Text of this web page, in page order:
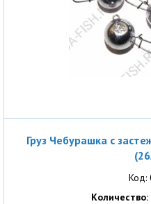
Груз Чебурашка с
Код:
Количество: